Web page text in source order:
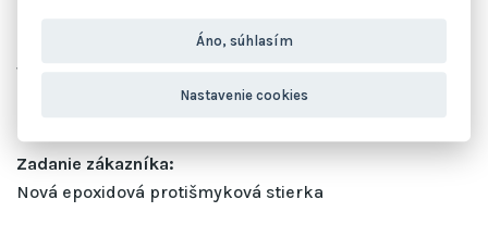
Zadanie zákazníka:
Nová epoxidová protišmyková stierka
Áno, súhlasím
Nastavenie cookies